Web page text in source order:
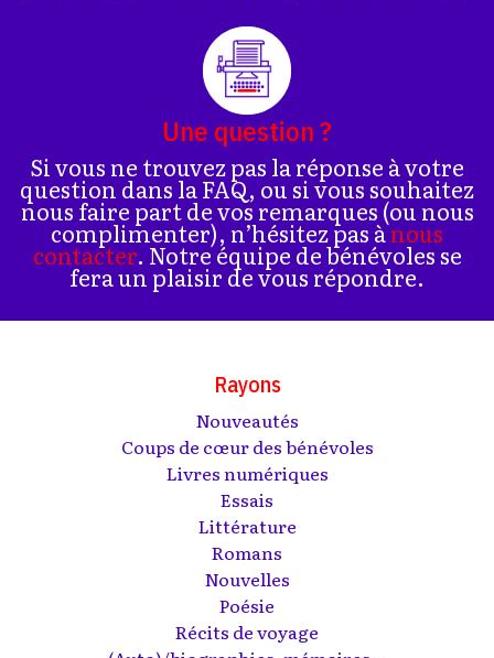
Une question ?
Si vous ne trouvez pas la réponse à votre
question dans la FAQ, ou si vous souhaitez
nous faire part de vos remarques (ou nous
complimenter), n’hésitez pas ànous
contacter. Notre équipe de bénévoles se
fera un plaisir de vous répondre.
Rayons
Nouveautés
Coups de cœur des bénévoles
Livres numériques
Essais
Littérature
Romans
Nouvelles
Poésie
Récits de voyage